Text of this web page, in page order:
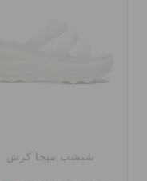
شبشب ميجا كرش